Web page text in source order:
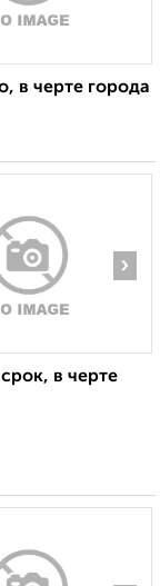
в черте города
›
в черте